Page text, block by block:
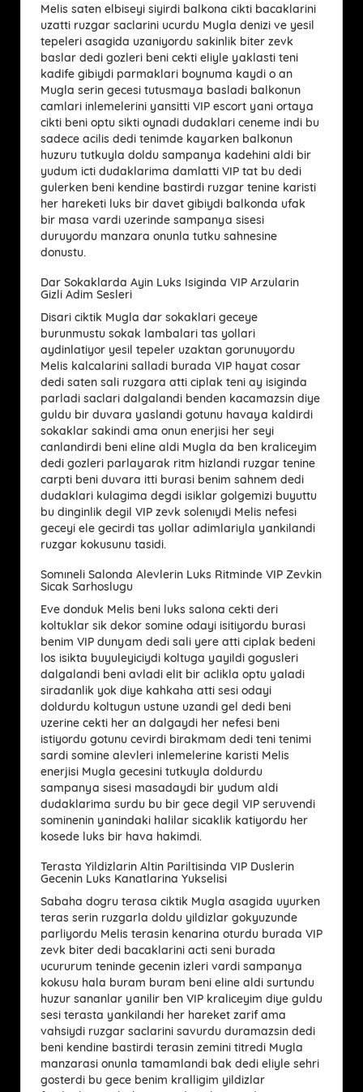
Melis saten elbiseyi siyirdi balkona cikti bacaklarini
uzatti ruzgar saclarini ucurdu Mugla denizi ve yesil
tepeleri asagida uzaniyordu sakinlik biter zevk
baslar dedi gozleri beni cekti eliyle yaklasti teni
kadife gibiydi parmaklari boynuma kaydi o an
Mugla serin gecesi tutusmaya basladi balkonun
camlari inlemelerini yansitti VIP escort yani ortaya
cikti beni optu sikti oynadi dudaklari ceneme indi bu
sadece acilis dedi tenimde kayarken balkonun
huzuru tutkuyla doldu sampanya kadehini aldi bir
yudum icti dudaklarima damlatti VIP tat bu dedi
gulerken beni kendine bastirdi ruzgar tenine karisti
her hareketi luks bir davet gibiydi balkonda ufak
bir masa vardi uzerinde sampanya sisesi
duruyordu manzara onunla tutku sahnesine
donustu.
Dar Sokaklarda Ayin Luks Isiginda VIP Arzularin
Gizli Adim Sesleri
Disari ciktik Mugla dar sokaklari geceye
burunmustu sokak lambalari tas yollari
aydinlatiyor yesil tepeler uzaktan gorunuyordu
Melis kalcalarini salladi burada VIP hayat cosar
dedi saten sali ruzgara atti ciplak teni ay isiginda
parladi saclari dalgalandi benden kacamazsin diye
guldu bir duvara yaslandi gotunu havaya kaldirdi
sokaklar sakindi ama onun enerjisi her seyi
canlandirdi beni eline aldi Mugla da ben kraliceyim
dedi gozleri parlayarak ritm hizlandi ruzgar tenine
carpti beni duvara itti burasi benim sahnem dedi
dudaklari kulagima degdi isiklar golgemizi buyuttu
bu dinginlik degil VIP zevk solenıydi Melis nefesi
geceyi ele gecirdi tas yollar adimlariyla yankilandi
ruzgar kokusunu tasidi.
Somıneli Salonda Alevlerin Luks Ritminde VIP Zevkin
Sicak Sarhoslugu
Eve donduk Melis beni luks salona cekti deri
koltuklar sik dekor somine odayi isitiyordu burasi
benim VIP dunyam dedi sali yere atti ciplak bedeni
los isikta buyuleyiciydi koltuga yayildi gogusleri
dalgalandi beni avladi elit bir aclikla optu yaladi
siradanlik yok diye kahkaha atti sesi odayi
doldurdu koltugun ustune uzandi gel dedi beni
uzerine cekti her an dalgaydi her nefesi beni
istiyordu gotunu cevirdi birakmam dedi teni tenimi
sardi somine alevleri inlemelerine karisti Melis
enerjisi Mugla gecesini tutkuyla doldurdu
sampanya sisesi masadaydi bir yudum aldi
dudaklarima surdu bu bir gece degil VIP seruvendi
sominenin yanindaki halilar sicaklik katiyordu her
kosede luks bir hava hakimdi.
Terasta Yildizlarin Altin Pariltisinda VIP Duslerin
Gecenin Luks Kanatlarina Yukselisi
Sabaha dogru terasa ciktik Mugla asagida uyurken
teras serin ruzgarla doldu yildizlar gokyuzunde
parliyordu Melis terasin kenarina oturdu burada VIP
zevk biter dedi bacaklarini acti seni burada
ucururum teninde gecenin izleri vardi sampanya
kokusu hala buram buram beni eline aldi surtundu
huzur sananlar yanilir ben VIP kraliceyim diye guldu
sesi terasta yankilandi her hareket zarif ama
vahsiydi ruzgar saclarini savurdu duramazsin dedi
beni kendine bastirdi terasin zemini titredi Mugla
manzarasi onunla tamamlandi bak dedi eliyle sehri
gosterdi bu gece benim kralligim yildizlar